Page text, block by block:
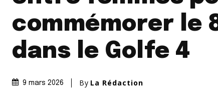
commémorer le
dans le Golfe 4
9 mars 2026 By La Rédaction